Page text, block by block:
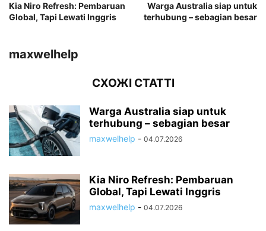
Kia Niro Refresh: Pembaruan
Global, Tapi Lewati Inggris
Warga Australia siap untuk
terhubung – sebagian besar
maxwelhelp
СХОЖІ СТАТТІ
Warga Australia siap untuk
terhubung – sebagian besar
maxwelhelp - 04.07.2026
Kia Niro Refresh: Pembaruan
Global, Tapi Lewati Inggris
maxwelhelp - 04.07.2026